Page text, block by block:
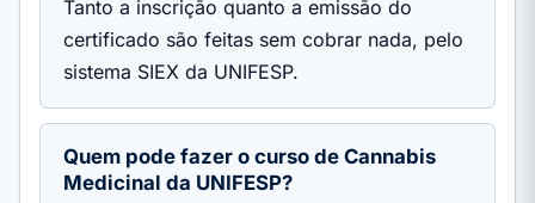
Tanto a inscrição quanto a emissão do
certificado são feitas sem cobrar nada, pelo
sistema SIEX da UNIFESP.
Quem pode fazer o curso de Cannabis
Medicinal da UNIFESP?